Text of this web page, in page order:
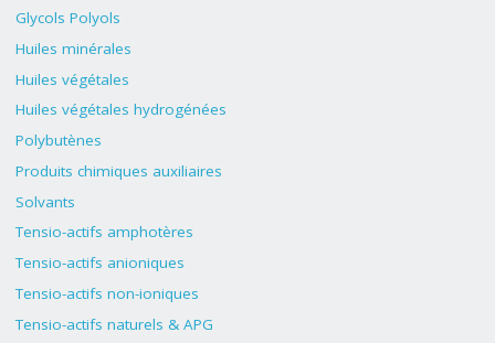
Glycols Polyols
Huiles minérales
Huiles végétales
Huiles végétales hydrogénées
Polybutènes
Produits chimiques auxiliaires
Solvants
Tensio-actifs amphotères
Tensio-actifs anioniques
Tensio-actifs non-ioniques
Tensio-actifs naturels & APG